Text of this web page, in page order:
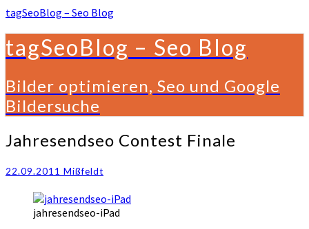
tagSeoBlog – Seo Blog
tagSeoBlog – Seo Blog
Bilder optimieren, Seo und Google
Bildersuche
Jahresendseo
Contest
Jahresendseo Contest Finale
22.09.2011 Mißfeldt
jahresendseo-iPad